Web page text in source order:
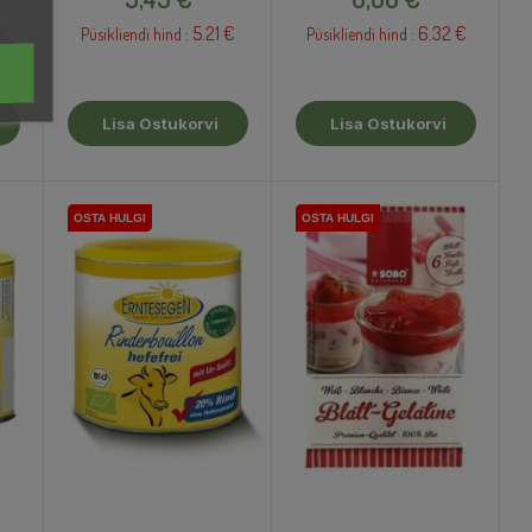
Püsikliendi hind : 5.21 €
Lisa Ostukorvi
Püsikliendi hind : 6.32 €
Lisa Ostukorvi
OSTA HULGI
OSTA HULGI OSTA HULGI
OSTA HULGI